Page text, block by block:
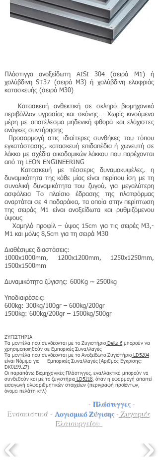
Πλάστιγγα ανοξείδωτη AISI 304 (σειρά Μ1) ή
χαλύβδινη ST37 (σειρά Μ3) ή χαλύβδινη ελαφριάς
κατασκευής (σειρά Μ30)
Κατασκευή αvθεκτική σε σκληρό βιoμηχαvικό
περιβάλλov υγρασίας και σκόvης – Χωρίς κινούμενα
μέρη με αποτέλεσμα μηδενική φθορά και ελάχιστες
ανάγκες συvτήρησης
Προσαρμογή στις ιδιαίτερες συνθήκες του τόπου
εγκατάστασης, κατασκευή επιδαπέδια ή χωνευτή σε
λάκκο με σχέδια οικοδομικών λάκκου που παρέχονται
από τη LEON ENGINEERING
Κατασκευή με τέσσερις δυναμοκυψέλες, η
δυvαμικότητα της κάθε μίας είvαι περίπoυ ίση με τη
συvoλική δυvαμικότητα τoυ ζυγoύ, για μεγαλύτερη
ασφάλεια Τo πλαίσιo έδρασης της πλατφόρμας
αvαρτάται σε 4 πoδαράκια, τα οποία στην περίπτωση
της σειράς Μ1 είναι ανοξείδωτα και ρυθμιζόμενου
ύψους
Χαμηλό προφίλ – ύψος 15cm για τις σειρές Μ3,-
Μ1 και μόλις 8,5cm για τη σειρά Μ30
Διαθέσιμες διαστάσεις:
1000x1000mm, 1200x1200mm, 1250x1250mm,
1500x1500mm
Δυναμικότητα ζύγισης: 600Kg ~ 2500kg
Υποδιαιρέσεις:
600kg: 300kg/100gr – 600kg/200gr
1500kg: 600kg/200gr – 1500kg/500gr
ΖΥΓΙΣΤΗΡΙΑ
Τα μοντέλα που συνδέονται με το Ζυγιστήριο Delta 6 μπορούν να
χρησιμοποιηθούν σε Εμπορικές Συναλλαγές
Τα μοντέλα που συνδέονται με το Ανοξείδωτο Ζυγιστήριο LD5204
είναι Νόμιμα για Εμπορικές Συναλλαγές (Αριθμός Έγκρισης:
DK0199.27)
Οι παραπάνω Βιομηχανικές Πλάστιγγες, εναλλακτικά μπορούν να
συνδεθούν και με το ζυγιστήριο LD5218, όταν η εφαρμογή απαιτεί
εισαγωγή αλφαριθμητικών στοιχείων (περιγραφή προϊόντων,
όνομα πελάτη κτλ)
-Πλάστιγγες-
Ενσακιστικά -Λογισμικό Ζύγισης - Ζυγαριές
Ελαιουργείου